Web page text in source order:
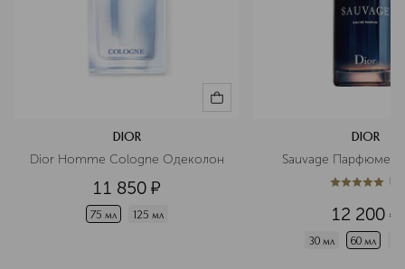
DIOR
Dior Homme Cologne Одеколон
11 850 ¤
75 мл 125 мл
DIOR
Sauvage
5из 51 (
12 200 ¤
30 мл 60 мл